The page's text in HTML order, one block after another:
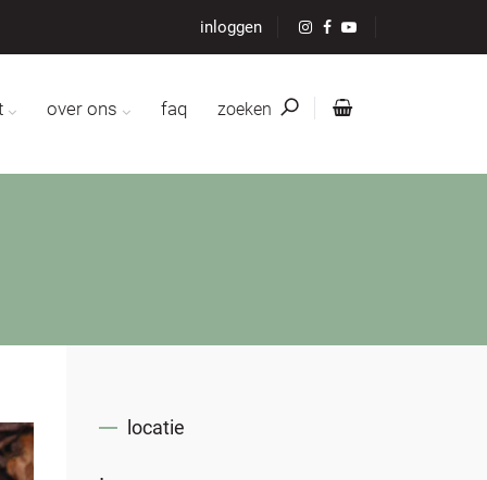
inloggen
over ons faq zoeken
locatie